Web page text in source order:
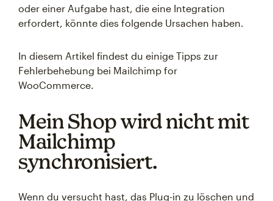
oder einer Aufgabe hast, die eine Integration
erfordert, könnte dies folgende Ursachen haben.
In diesem Artikel findest du einige Tipps zur
Fehlerbehebung bei Mailchimp for
WooCommerce.
Mein Shop wird nicht mit
Mailchimp
synchronisiert.
Wenn du versucht hast, das Plug-in zu löschen und